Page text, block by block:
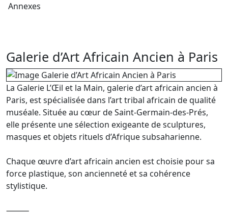
Annexes
Galerie d’Art Africain Ancien à Paris
La Galerie L’Œil et la Main, galerie d’art africain ancien à
Paris, est spécialisée dans l’art tribal africain de qualité
muséale. Située au cœur de Saint-Germain-des-Prés,
elle présente une sélection exigeante de sculptures,
masques et objets rituels d’Afrique subsaharienne.
Chaque œuvre d’art africain ancien est choisie pour sa
force plastique, son ancienneté et sa cohérence
stylistique.
⸻